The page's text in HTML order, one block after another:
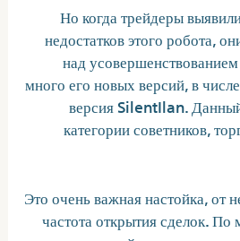
Но когда трейдеры
недостатков этого робота,
над
много его новых версий, в
версия SilentIlan.
категории советников,
Это очень важная настойка, от
частота открытия сделок.